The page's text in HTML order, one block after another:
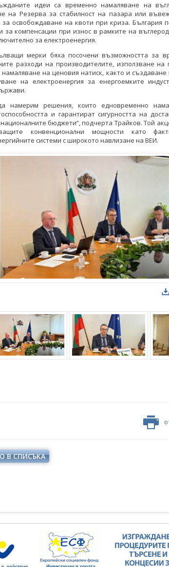
идеи са временно намаляване на
на Резерва за стабилност на пазара или
за освобождаване на квоти при криза. България
за компенсации при износ в рамките на
за електроенергия.
мерки бяха посочени възможността за
разходи на производителите, използване на
намаляване на ценовия натиск, както и
на електроенергия за енергоемките
намерим решения, които едновременно
и гарантират сигурността на
бюджети“, подчерта Трайков. Той
конвенционални мощности като
системи с широкото навлизане на ВЕИ.
В СПИСЪКА